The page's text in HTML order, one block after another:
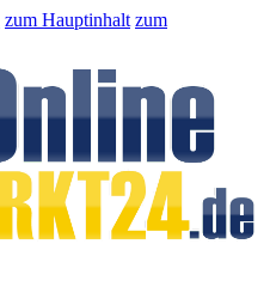
zum Hauptinhalt zum